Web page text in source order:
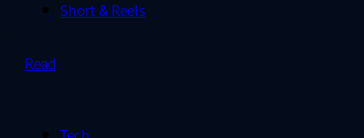
Short & Reels
Read